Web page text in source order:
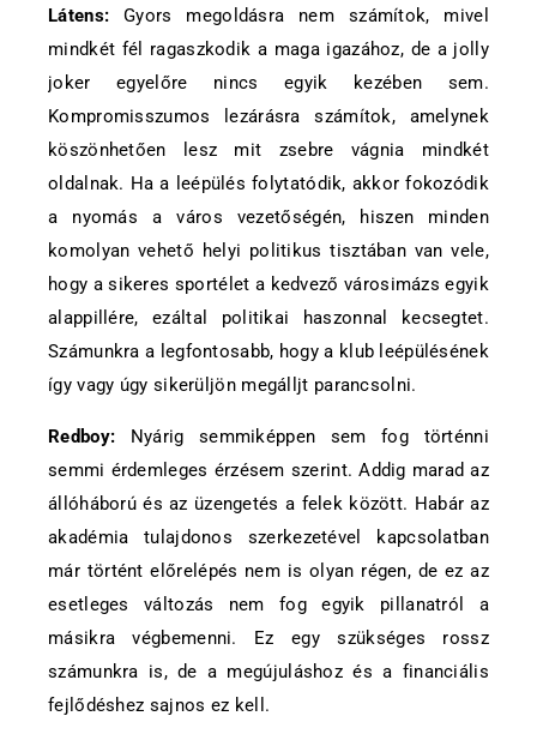
Látens: Gyors megoldásra nem számítok, mivel
mindkét fél ragaszkodik a maga igazához, de a jolly
joker egyelőre nincs egyik kezében sem.
Kompromisszumos lezárásra számítok, amelynek
köszönhetően lesz mit zsebre vágnia mindkét
oldalnak. Ha a leépülés folytatódik, akkor fokozódik
a nyomás a város vezetőségén, hiszen minden
komolyan vehető helyi politikus tisztában van vele,
hogy a sikeres sportélet a kedvező városimázs egyik
alappillére, ezáltal politikai haszonnal kecsegtet.
Számunkra a legfontosabb, hogy a klub leépülésének
így vagy úgy sikerüljön megálljt parancsolni.
Redboy: Nyárig semmiképpen sem fog történni
semmi érdemleges érzésem szerint. Addig marad az
állóháború és az üzengetés a felek között. Habár az
akadémia tulajdonos szerkezetével kapcsolatban
már történt előrelépés nem is olyan régen, de ez az
esetleges változás nem fog egyik pillanatról a
másikra végbemenni. Ez egy szükséges rossz
számunkra is, de a megújuláshoz és a financiális
fejlődéshez sajnos ez kell.